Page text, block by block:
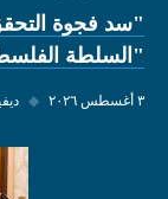
"سد فجوة
"السلطة
٣ أغسطس ٢٠٢٦ ◆